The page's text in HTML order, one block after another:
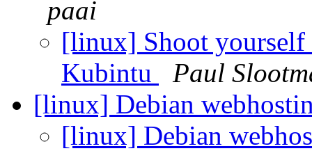
paai
[linux] Shoot
Kubintu
Paul
[linux] Debian
[linux] Debian